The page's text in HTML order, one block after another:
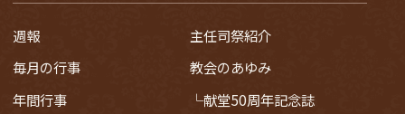
週報
毎月の行事
年間行事
主任司祭紹介
教会のあゆみ
献堂50周年記念誌